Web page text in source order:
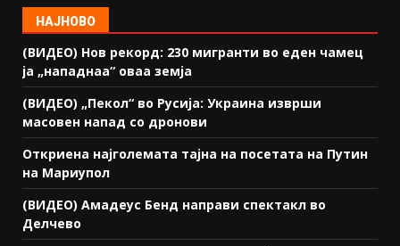
НАЈНОВО
(ВИДЕО) Нов рекорд: 230 мигранти во еден чамец
ја „нападнаа“ оваа земја
(ВИДЕО) „Пекол“ во Русија: Украина изврши
масовен напад со дронови
Откриена најголемата тајна на посетата на Путин
на Мариупол
(ВИДЕО) Амадеус Бенд направи спектакл во
Делчево